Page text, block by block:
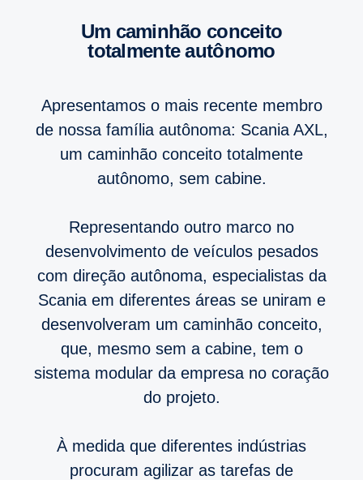
um caminhão conceito
totalmente autônomo
Apresentamos o mais recente membro
de nossa família autônoma: Scania AXL,
um caminhão conceito totalmente
autônomo, sem cabine.
Representando outro marco no
desenvolvimento de veículos pesados
com direção autônoma, especialistas da
Scania em diferentes áreas se uniram e
desenvolveram um caminhão conceito,
que, mesmo sem a cabine, tem o
sistema modular da empresa no coração
do projeto.
À medida que diferentes indústrias
procuram agilizar as tarefas de